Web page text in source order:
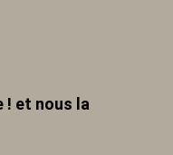
! et nous la